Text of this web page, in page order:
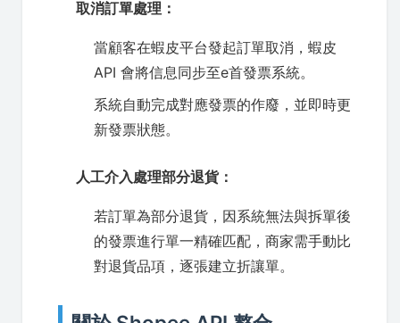
取消訂單處理：
當顧客在蝦皮平台發起訂單取消，蝦皮
API 會將信息同步至e首發票系統。
系統自動完成對應發票的作廢，並即時更
新發票狀態。
人工介入處理部分退貨：
若訂單為部分退貨，因系統無法與拆單後
的發票進行單一精確匹配，商家需手動比
對退貨品項，逐張建立折讓單。